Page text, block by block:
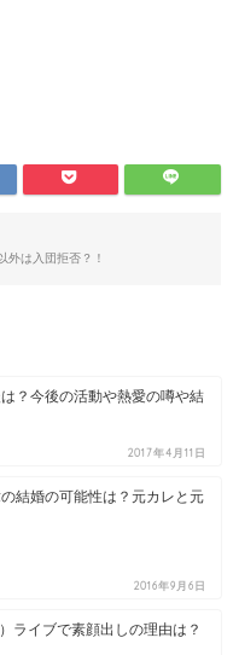
外は入団拒否？！
？今後の活動や熱愛の噂や結
2017年4月11日
結婚の可能性は？元カレと元
2016年9月6日
ライブで素顔出しの理由は？